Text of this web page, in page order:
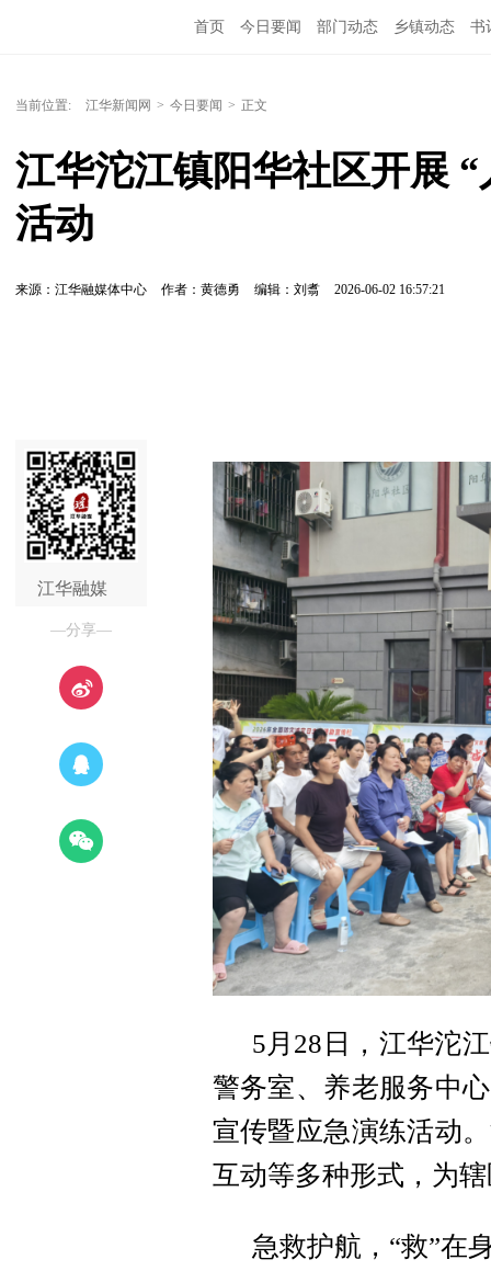
首页 今日要闻 部门动态 乡镇动态 书
当前位置: 江华新闻网 > 今日要闻 > 正文
江华沱江镇阳华社区开展
活动
来源：江华融媒体中心 作者：黄德勇 编辑：刘翥 2026-06-02 16:57:21
江华融媒
—分享—
5月28日，江华沱
警务室、养老服务中
宣传暨应急演练活动
互动等多种形式，为
急救护航，“救”在